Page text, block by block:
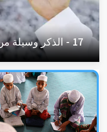
17 - الذكر وسيلة من وسائل القرب إلى الله